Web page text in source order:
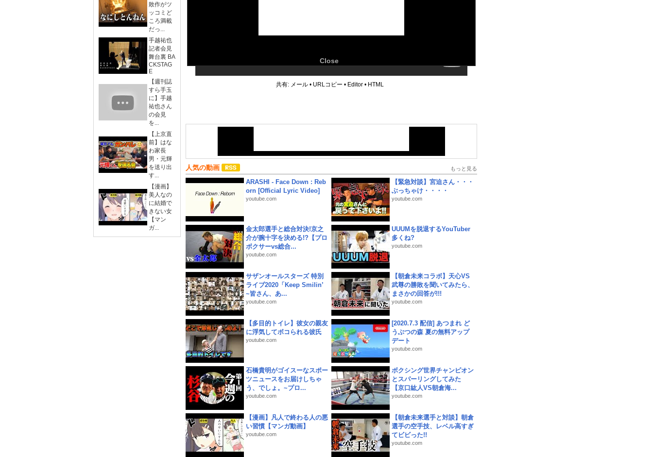
敗作がツ
ッコミど
ころ満載
だっ...
手越祐也
記者会見
舞台裏 BA
CKSTAG
E
【週刊誌
すら手玉
に】手越
祐也さん
の会見
を...
【上京直
前】はな
わ家長
男・元輝
を送り出
す...
【漫画】
美人なの
に結婚で
きない女
【マン
ガ...
Close
共有: メール • URLコピー • Editor • HTML
人気の動画 もっと見る
ARASHI - Face Down : Reb
orn [Official Lyric Video]
youtube.com
【緊急対談】宮迫さん・・・
ぶっちゃけ・・・・
youtube.com
金太郎選手と総合対決!京之
介が腕十字を決める!?【プロ
ボクサーvs総合...
youtube.com
UUUMを脱退するYouTuber
多くね?
youtube.com
サザンオールスターズ 特別
ライブ2020「Keep Smilin’
~皆さん、あ...
youtube.com
【朝倉未来コラボ】天心VS
武尊の勝敗を聞いてみたら、
まさかの回答が!!!
youtube.com
【多目的トイレ】彼女の親友
に浮気してボコられる彼氏
youtube.com
[2020.7.3 配信] あつまれ ど
うぶつの森 夏の無料アップ
デート
youtube.com
石橋貴明がゴイスーなスポー
ツニュースをお届けしちゃ
う、でしょ。~プロ...
youtube.com
ボクシング世界チャンピオン
とスパーリングしてみた
【京口紘人VS朝倉海...
youtube.com
【漫画】凡人で終わる人の悪
い習慣【マンガ動画】
youtube.com
【朝倉未来選手と対談】朝倉
選手の空手技、レベル高すぎ
てビビった!!
youtube.com